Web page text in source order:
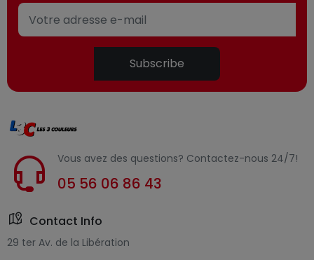
Subscribe
Vous avez des questions? Contactez-nous 24/7!
05 56 06 86 43
Contact Info
29 ter Av. de la Libération